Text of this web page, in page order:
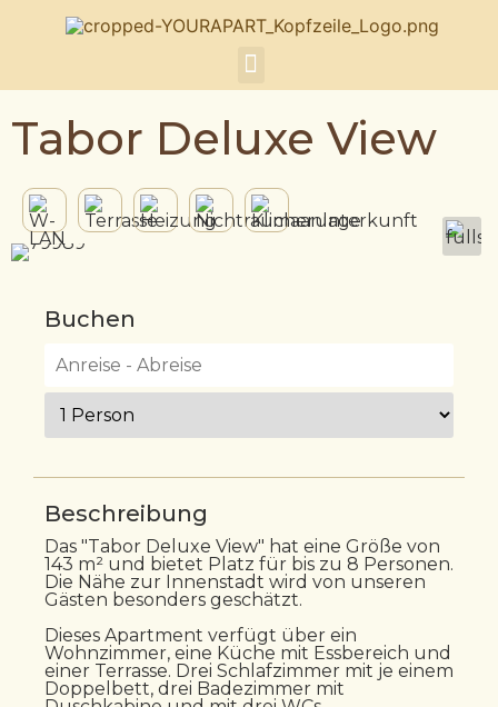
Tabor Deluxe View
Buchen
Beschreibung
Das "Tabor Deluxe View" hat eine Größe von
143 m² und bietet Platz für bis zu 8 Personen.
Die Nähe zur Innenstadt wird von unseren
Gästen besonders geschätzt.
Dieses Apartment verfügt über ein
Wohnzimmer, eine Küche mit Essbereich und
einer Terrasse. Drei Schlafzimmer mit je einem
Doppelbett, drei Badezimmer mit